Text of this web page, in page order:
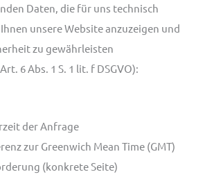
Daten, die für uns technisch
unsere Website anzuzeigen und
zu gewährleisten
6 Abs. 1 S. 1 lit. f DSGVO):
der Anfrage
zur Greenwich Mean Time (GMT)
(konkrete Seite)